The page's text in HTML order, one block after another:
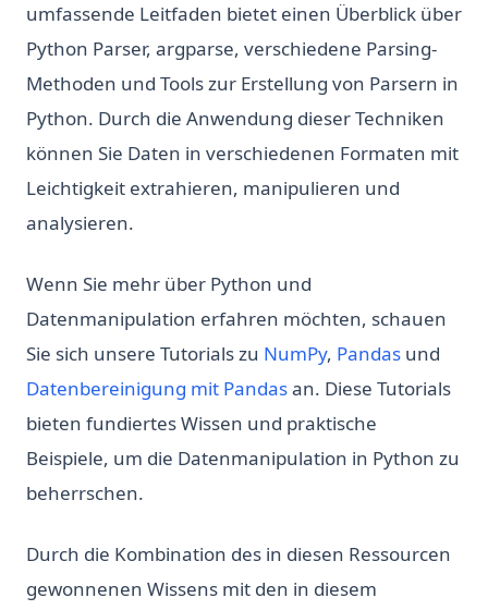
umfassende Leitfaden bietet einen Überblick über
Python Parser, argparse, verschiedene Parsing-
Methoden und Tools zur Erstellung von Parsern in
Python. Durch die Anwendung dieser Techniken
können Sie Daten in verschiedenen Formaten mit
Leichtigkeit extrahieren, manipulieren und
analysieren.
Wenn Sie mehr über Python und
Datenmanipulation erfahren möchten, schauen
Sie sich unsere Tutorials zu NumPy, Pandas und
Datenbereinigung mit Pandasan. Diese Tutorials
bieten fundiertes Wissen und praktische
Beispiele, um die Datenmanipulation in Python zu
beherrschen.
Durch die Kombination des in diesen Ressourcen
gewonnenen Wissens mit den in diesem